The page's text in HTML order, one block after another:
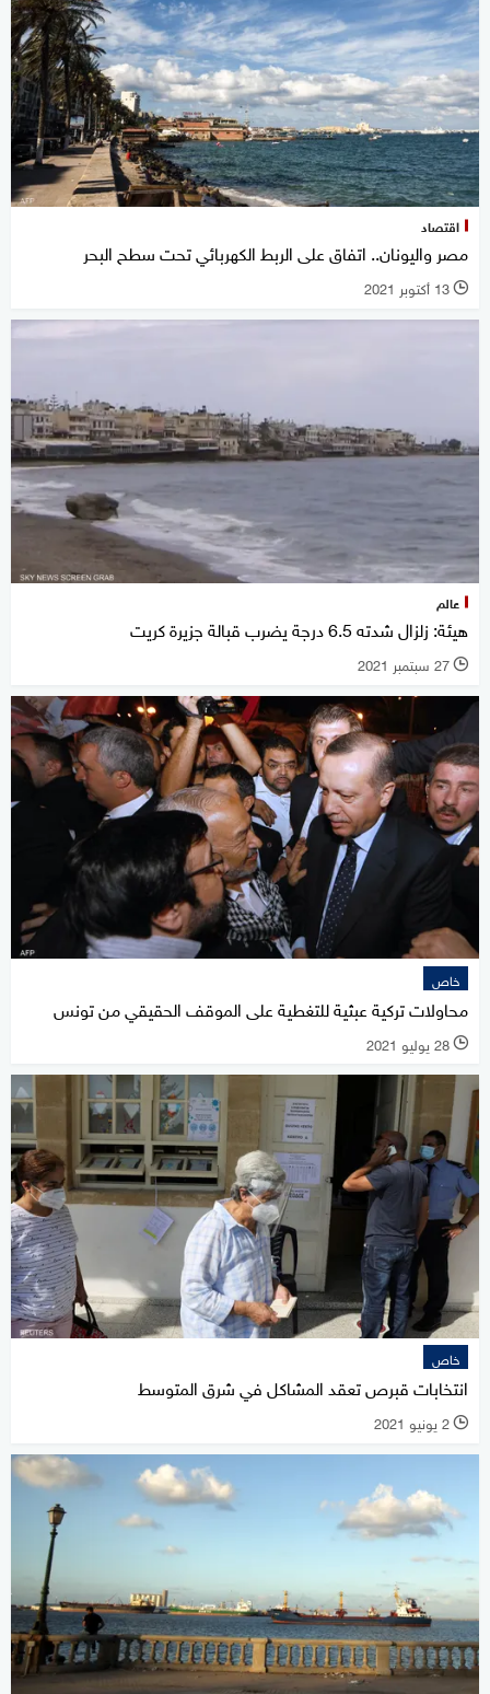
اقتصاد
مصر واليونان.. اتفاق على الربط الكهربائي تحت سطح البحر
l 13 أكتوبر 2021
عالم
هيئة: زلزال شدته 6.5 درجة يضرب قبالة جزيرة كريت
l 27 سبتمبر 2021
خاص
محاولات تركية عبثية للتغطية على الموقف الحقيقي من تونس
l 28 يوليو 2021
خاص
انتخابات قبرص تعقد المشاكل في شرق المتوسط
l 2 يونيو 2021